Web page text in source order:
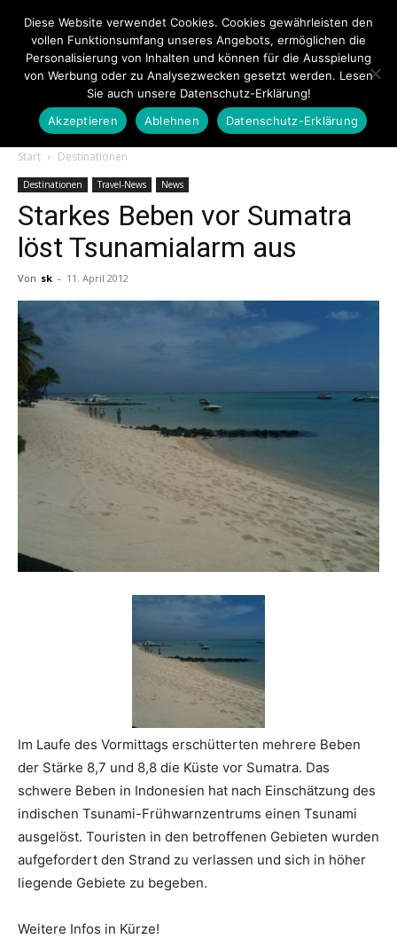
Touristiknews.de
|
Reiseempfehlungen.
Start Destinationen
Destinationen Travel-News News
Starkes Beben vor Sumatra
löst Tsunamialarm aus
Von sk - 11. April 2012
Im Laufe des Vormittags erschütterten mehrere Beben
der Stärke 8,7 und 8,8 die Küste vor Sumatra. Das
schwere Beben in Indonesien hat nach Einschätzung des
indischen Tsunami-Frühwarnzentrums einen Tsunami
ausgelöst. Touristen in den betroffenen Gebieten wurden
aufgefordert den Strand zu verlassen und sich in höher
liegende Gebiete zu begeben.
Weitere Infos in Kürze!
Diese Website verwendet Cookies. Cookies gewährleisten den
vollen Funktionsumfang unseres Angebots, ermöglichen die
Personalisierung von Inhalten und können für die Ausspielung
von Werbung oder zu Analysezwecken gesetzt werden. Lesen
Sie auch unsere Datenschutz-Erklärung!
Akzeptieren
Ablehnen Datenschutz-Erklärung